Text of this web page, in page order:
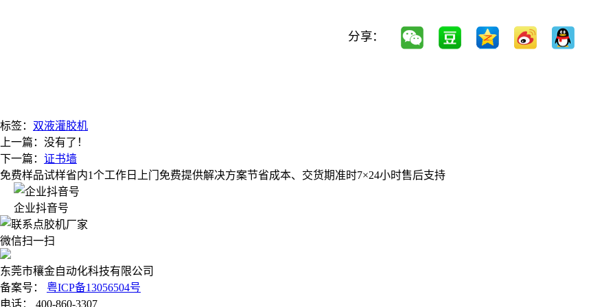
分享：
标签： 双液灌胶机
上一篇：没有了！
下一篇： 证书墙
免费样品试样省内1个工作日上门 免费提供解决方案节省成本、交货期准时7×24小时售后支持
企业抖音号
微信扫一扫
东莞市穰金自动化科技有限公司
备案号： 粤ICP备13056504号
电话： 400-860-3307